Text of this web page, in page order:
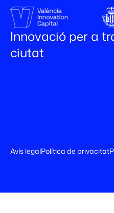
Innovació per a
ciutat
Avís legalPolítica de privacitat